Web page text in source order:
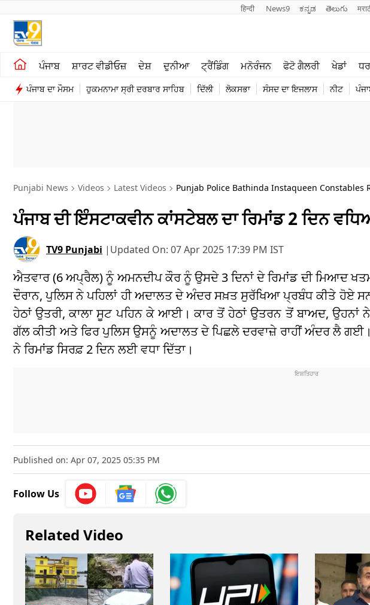
हिन्दी News9 ಕನ್ನಡ తెలుగు
ਪੰਜਾਬ ਸ਼ਾਰਟ ਵੀਡੀਓਜ਼ ਦੇਸ਼ ਦੁਨੀਆ ਟ੍ਰੈਂਡਿੰਗ ਮਨੋਰੰਜਨ ਫੋਟੋ ਗੈਲਰੀ ਖੇਡਾਂ
ਪੰਜਾਬ ਦਾ ਮੌਸਮ ਹੁਕਮਨਾਮਾ ਸ੍ਰੀ ਦਰਬਾਰ ਸਾਹਿਬ ਦਿੱਲੀ ਲੋਕਸਭਾ ਸੰਸਦ ਦਾ ਇਜਲਾਸ ਨੀਟ
ਖੇਤੀਬਾੜੀ
ਸ਼ਾਰਟ ਵੀਡੀਓਜ਼
ਮਨੋਰੰਜਨ
ਪੰਜਾਬ
Punjabi News Videos Latest Videos Punjab Police Bathinda Instaqueen Constables
ਪੰਜਾਬ ਦੀ ਇੰਸਟਾਕਵੀਨ ਕਾਂਸਟੇਬਲ ਦਾ ਰਿਮਾਂਡ 2 ਦਿਨ
TV9 Punjabi | Updated On: 07 Apr 2025 17:39 PM IST
ਐਤਵਾਰ (6 ਅਪ੍ਰੈਲ) ਨੂੰ ਅਮਨਦੀਪ ਕੌਰ ਨੂੰ ਉਸਦੇ 3 ਦਿਨਾਂ ਦੇ ਰਿਮਾਂਡ ਦੀ ਮਿਆਦ
ਦੌਰਾਨ, ਪੁਲਿਸ ਨੇ ਪਹਿਲਾਂ ਹੀ ਅਦਾਲਤ ਦੇ ਅੰਦਰ ਸਖ਼ਤ ਸੁਰੱਖਿਆ ਪ੍ਰਬੰਧ ਕੀਤੇ ਹੋਏ
ਹੇਠਾਂ ਉਤਰੀ, ਕਾਲਾ ਸੂਟ ਪਹਿਨ ਕੇ ਆਈ। ਕਾਰ ਤੋਂ ਹੇਠਾਂ ਉਤਰਨ ਤੋਂ ਬਾਅਦ, ਉਹਨਾਂ
ਗੱਲ ਕੀਤੀ ਅਤੇ ਫਿਰ ਪੁਲਿਸ ਉਸਨੂੰ ਅਦਾਲਤ ਦੇ ਪਿਛਲੇ ਦਰਵਾਜ਼ੇ ਰਾਹੀਂ ਅੰਦਰ ਲੈ
ਨੇ ਰਿਮਾਂਡ ਸਿਰਫ਼ 2 ਦਿਨ ਲਈ ਵਧਾ ਦਿੱਤਾ।
Published on: Apr 07, 2025 05:35 PM
Follow Us
Related Video